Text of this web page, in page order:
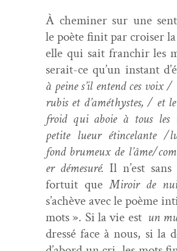
À chem­iner sur une
le poète finit par crois­er
elle qui sait franchir les
serait-ce qu’un instant
à peine s’il entend ces voix /
rubis et d’améthystes, / et
froid qui aboie à tous
petite lueur étince­lante/
fond brumeux de l’âme/
er démesuré.Il n’est
for­tu­it queMiroir de
s’achève avec le poème
mots ». Si la vie est un
dressé face à nous, si la